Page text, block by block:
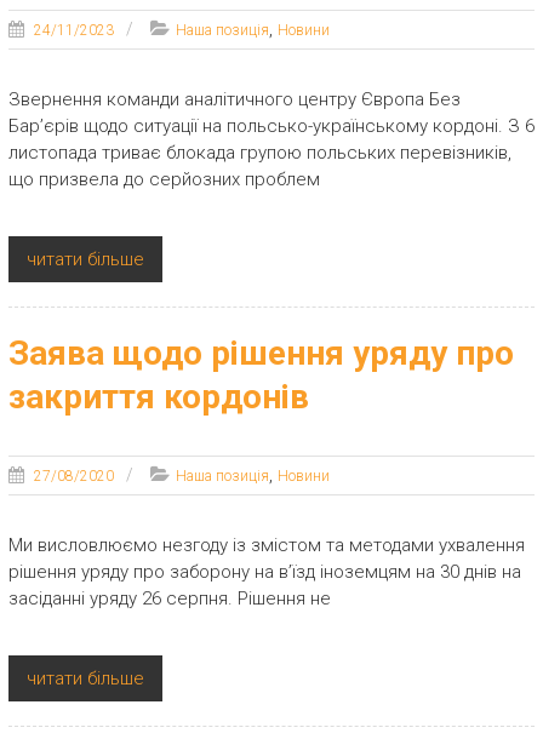
24/11/2023 Наша позиція, Новини
Звернення команди аналітичного центру Європа Без
Бар’єрів щодо ситуації на польсько-українському кордоні. З 6
листопада триває блокада групою польських перевізників,
що призвела до серйозних проблем
читати більше
Заява щодо рішення уряду про
закриття кордонів
27/08/2020 Наша позиція, Новини
Ми висловлюємо незгоду із змістом та методами ухвалення
рішення уряду про заборону на в’їзд іноземцям на 30 днів на
засіданні уряду 26 серпня. Рішення не
читати більше